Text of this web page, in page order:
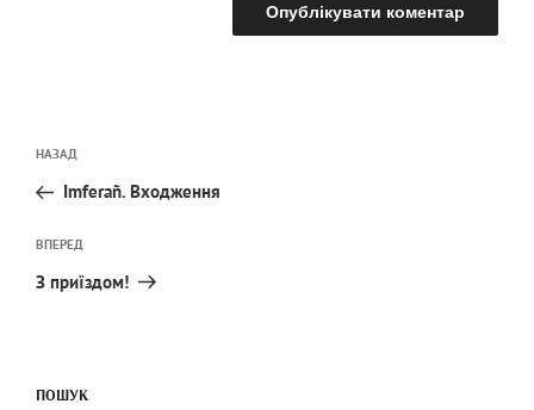
записів
Попередній
запис:
НАЗАД
Imferañ. Входження
Наступний
запис
ВПЕРЕД
З приїздом!
ПОШУК